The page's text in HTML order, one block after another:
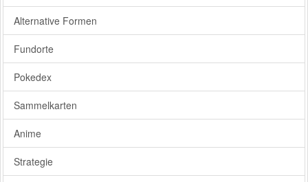
Alternative Formen
Fundorte
Pokedex
Sammelkarten
Anime
Strategie